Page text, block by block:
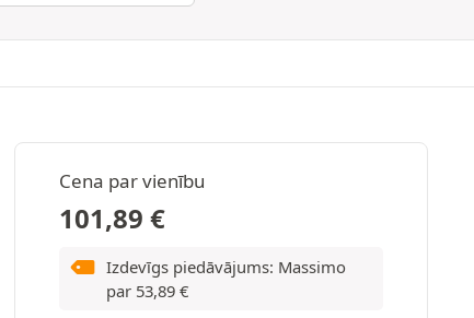
Cena par vienību
101,89 €
Izdevīgs piedāvājums: Massimo
par 53,89 €